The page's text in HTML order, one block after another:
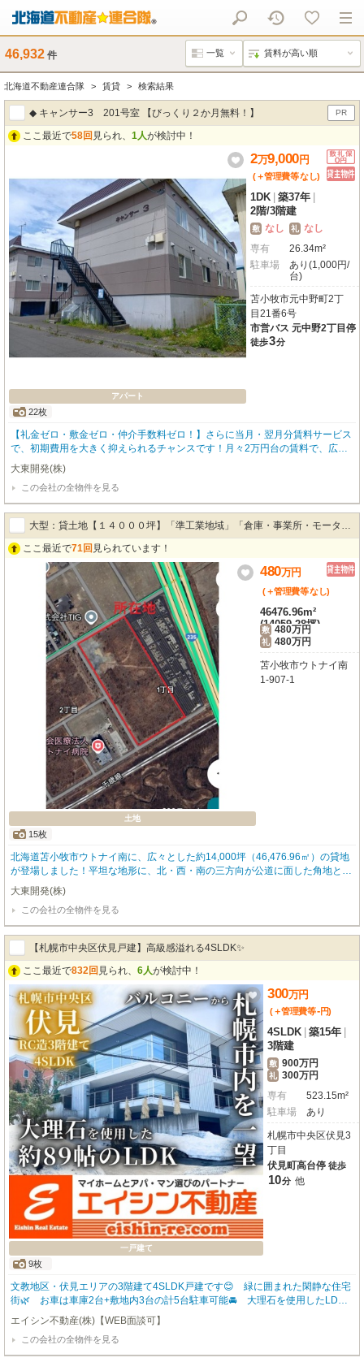
46,932 件
北海道不動産連合隊 賃貸 検索結果
PR
◆ キャンサー3 201号室 【びっくり２か月無料！】
ここ最近で58回 見られ、 1人が検討中！
アパート
22枚
2万9,000円
(＋管理費等なし)
1DK 築37年
2階/3階建
敷 なし 礼 なし
専有
26.34m²
駐車場
あり(1,000円/
台)
苫小牧市元中野町2丁
目21番6号
市営バス 元中野2丁目停
徒歩3分
【礼金ゼロ・敷金ゼロ・仲介手数料ゼロ！】さらに当月・翌月分賃料サービス
で、初期費用を大きく抑えられるチャンスです！月々2万円台の賃料で、広々1
DK（洋室6帖・LK6帖）のゆとりある空間が魅力。南向きで日当り良好、フロ
ーリングのお部屋で快適な新生活を始めませんか？市営バス停「元中野2丁
目」まで徒歩3分とアクセス便利。スーパーやコンビニも徒歩圏内にあり、
日々の買い物にも困りません。バス・トイレ別、室内洗濯機置場、2口ガスコ
ンロ、灯油暖房など設備も充実。ブロードバンド対応で快適なネット環境も整
っています。そして、大切なペット（猫も可）と一緒に暮らせるのも嬉しいポ
イント。駐車場も月々1,000円でご利用いただけます。お得な条件と充実の設
か？ぜひお気軽にお問い合わせください！
大東開発(株)
この会社の全物件を見る
大型：貸土地【１４０００坪】「準工業地域」「倉庫・事業所・モーター
プールなど」
ここ最近で71回 見られています！
土地
15枚
480万円
(＋管理費等なし)
46476.96m²
(14059.28坪)
敷 480万円
礼 480万円
苫小牧市ウトナイ南
1-907-1
北海道苫小牧市ウトナイ南に、広々とした約14,000坪（46,476.96㎡）の貸地
が登場しました！平坦な地形に、北・西・南の三方向が公道に面した角地とい
う恵まれた立地が魅力です。準工業地域に指定されており、モータープールや
車両保管、資材置場、倉庫・店舗など、幅広い事業展開にご活用いただけま
す。状況に応じて短期でのご契約もご相談に応じます。お客様の事業計画に合
わせて、分割のご相談も承っておりますので、お気軽にお申し付けください。
また、事業用定期借地契約についても柔軟に対応可能ですのでお気軽にご相談
下さい。
大東開発(株)
この会社の全物件を見る
【札幌市中央区伏見戸建】高級感溢れる4SLDK✨
ここ最近で832回 見られ、 6人が検討中！
一戸建て
9枚
300万円
(＋管理費等-円)
4SLDK 築15年
3階建
敷 900万円
礼 300万円
専有
523.15m²
駐車場
あり
札幌市中央区伏見3
丁目
伏見町高台停 徒歩
10分 他
文教地区・伏見エリアの3階建て4SLDK戸建です😊 緑に囲まれた閑静な住宅
街🌿 お車は車庫2台+敷地内3台の計5台駐車可能🚘 大理石を使用したLDK
は広々約89帖✨大人数でのパーティも楽しめます🍷 バルコニーからの眺望良
好🎵札幌市内を一望できます🌈 エレベーター・ジャグジー・各室エアコン・
浴室3か所・トイレ4か所・無料Wi-Fi等の設備も充実✨ 収納も豊富で各居室
を広々と使用できます🙆 慈啓会病院・ラルズマート・ダイソー・サツドラ・
エイシン不動産(株)【WEB面談可】
この会社の全物件を見る